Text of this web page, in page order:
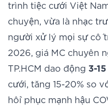
trình tiệc cưới Việt
chuyện, vừa là nhạc
người xử lý mọi sự cố
2026, giá MC chuyên
TP.HCM dao động 3-
cưới, tăng 15-20% so
hồi phục mạnh hậu